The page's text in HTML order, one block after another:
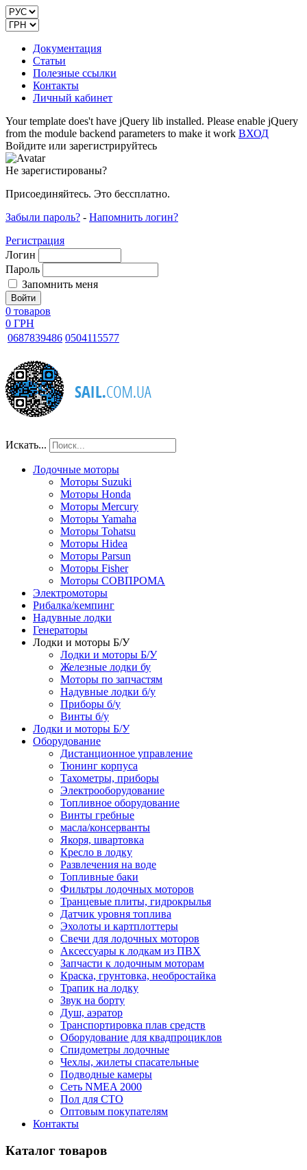
Документация
Статьи
Полезные ссылки
Контакты
Личный кабинет
Your template does't have jQuery lib installed. Please enable jQuery
from the module backend parameters to make it work ВХОД
Войдите или зарегистрируйтесь
Не зарегистированы?
Присоединяйтесь. Это бессплатно.
Забыли пароль? - Напомнить логин?
Регистрация
Логин
Пароль
Запомнить меня
0 товаров
0 ГРН
0687839486 0504115577
Искать...
Лодочные моторы
Моторы Suzuki
Моторы Honda
Моторы Mercury
Моторы Yamaha
Моторы Tohatsu
Моторы Hidea
Моторы Parsun
Моторы Fisher
Моторы СОВПРОМА
Электромоторы
Рибалка/кемпинг
Надувные лодки
Генераторы
Лодки и моторы Б/У
Лодки и моторы Б/У
Железные лодки бу
Моторы по запчастям
Надувные лодки б/у
Приборы б/у
Винты б/у
Лодки и моторы Б/У
Оборудование
Дистанционное управление
Тюнинг корпуса
Тахометры, приборы
Электрооборудование
Топливное оборудование
Винты гребные
масла/консерванты
Якоря, швартовка
Кресло в лодку
Развлечения на воде
Топливные баки
Фильтры лодочных моторов
Транцевые плиты, гидрокрылья
Датчик уровня топлива
Эхолоты и картплоттеры
Cвечи для лодочных моторов
Аксессуары к лодкам из ПВХ
Запчасти к лодочным моторам
Краска, грунтовка, необростайка
Трапик на лодку
Звук на борту
Душ, аэратор
Транспортировка плав средств
Оборудование для квадпроциклов
Спидометры лодочные
Чехлы, жилеты спасательные
Подводные камеры
Сеть NMEA 2000
Пол для СТО
Оптовым покупателям
Контакты
Каталог товаров